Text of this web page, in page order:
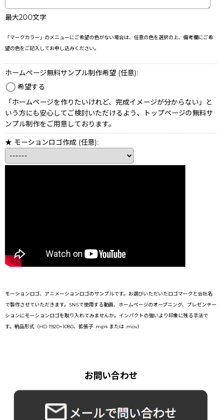
最大200文字
「マークカラー」のメニューにご希望の色がない場合は、任意の色を選択の上、備考欄にご希
望の色をご記入してお申し込みください。
ホームページ無料サンプル制作希望 (任意):
希望する
「ホームページを作りたいけれど、完成イメージが分からない」と
いう方にも安心してご検討いただけるよう、トップページの無料サ
ンプル制作をご用意しております。
★ モーションロゴ作成 (任意):
モーションロゴ、アニメーションロゴのサンプルです。お選びいただいたロゴマークと会社名
で製作させていただきます。SNSで使用する動画、ホームページのオープニング、プレゼンテー
ションにモーションロゴを取り入れてみませんか。インパクトの強いより印象に残る手法で
す。納品形式（HD 1920×1080、拡張子 .mp4 または .mov）
お問い合わせ